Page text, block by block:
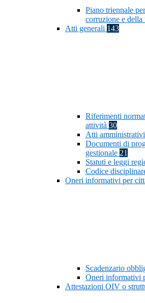
Piano triennale
corruzione e della
Atti generali 143
Riferimenti
attività 30
Atti
Documenti di
gestionale 21
Statuti e leggi
Codice
Oneri informativi per
Scadenzario
Oneri informativi
Attestazioni OIV o